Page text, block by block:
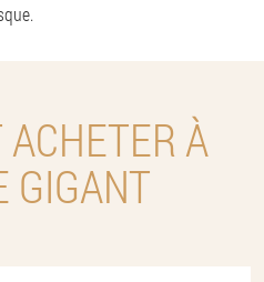
À
GIGANT